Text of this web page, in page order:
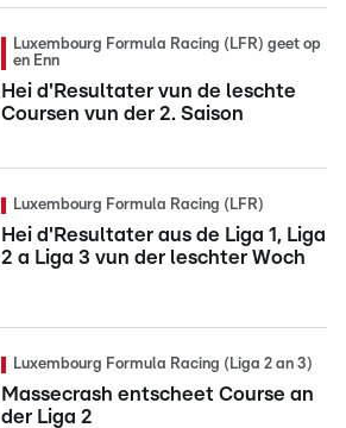
Luxembourg Formula Racing (LFR) geet op
en Enn
Hei d'Resultater vun de leschte
Coursen vun der 2. Saison
Luxembourg Formula Racing (LFR)
Hei d'Resultater aus de Liga 1, Liga
2 a Liga 3 vun der leschter Woch
Luxembourg Formula Racing (Liga 2 an 3)
Massecrash entscheet Course an
der Liga 2